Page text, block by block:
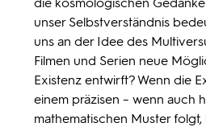
unser Selbstverständnis
uns an der Idee des
Filmen und Serien neue
Existenz entwirft? Wenn die
einem präzisen – wenn auch
mathematischen Muster